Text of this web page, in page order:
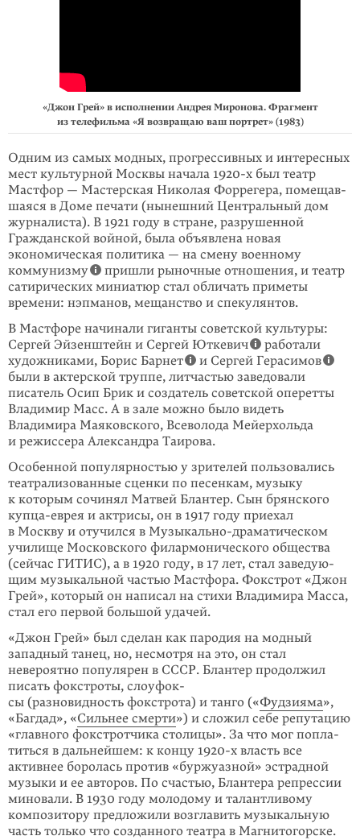
«Джон Грей» в исполнении Андрея Миронова. Фрагмент
из телефильма «Я возвращаю ваш портрет» (1983)
Одним из самых модных, прогрессивных и интересных
мест культурной Москвы начала 1920-х был театр
Мастфор — Мастер­ская Николая Форрегера, помещав­
шаяся в Доме печати (нынешний Централь­ный дом
журналиста). В 1921 году в стране, разрушен­ной
Гражданской войной, была объявлена новая
экономическая политика — на смену военному
коммунизму
пришли рыноч­ные отношения, и театр
сатирических миниатюр стал обличать приметы
времени: нэпманов, мещанство и спекулянтов.
В Мастфоре начинали гиганты советской культуры:
Сергей Эйзенштейн и Сергей Юткевич
работали
художниками, Борис Барнет
и Сергей Герасимов
были в актерской труппе, литчастью заведовали
писатель Осип Брик и создатель советской оперетты
Владимир Масс. А в зале можно было видеть
Владимира Маяковского, Всеволода Мейерхольда
и режиссера Александра Таирова.
Особенной популярностью у зрителей пользовались
театрализованные сценки по песенкам, музыку
к которым сочинял Матвей Блантер. Сын брянского
купца-еврея и актрисы, он в 1917 году приехал
в Москву и отучился в Музы­кально-драматическом
училище Московского филармонического общества
(сейчас ГИТИС), а в 1920 году, в 17 лет, стал заведую­
щим музыкальной частью Мастфора. Фокстрот «Джон
Грей», который он напи­сал на стихи Владимира Масса,
стал его первой большой удачей.
«Джон Грей» был сделан как пародия на мод­ный
западный танец, но, несмотря на это, он стал
невероятно популярен в СССР. Блан­тер продолжил
писать фок­строты, слоуфок­
сы (разновидность фокстрота) и танго («Фудзияма»,
«Багдад», «Сильнее смерти») и сложил себе репутацию
«главного фокс­тротчика столи­цы». За что мог попла­
титься в дальнейшем: к концу 1920-х власть все
активнее боролась против «бур­жуазной» эстрадной
музыки и ее авторов. По счастью, Блантера репрессии
миновали. В 1930 году молодому и талант­ливому
компози­тору предложили возглавить музыкальную
часть только что созданного театра в Магнитогорске.